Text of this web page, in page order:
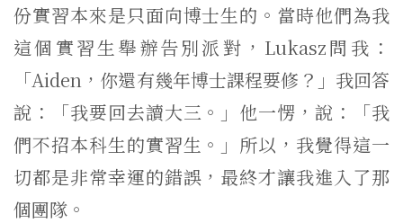
份實習本來是只面向博士生的。當時他們為我
這個實習生舉辦告別派對，Lukasz問我：
「Aiden，你還有幾年博士課程要修？」我回答
說：「我要回去讀大三。」他一愣，說：「我
們不招本科生的實習生。」所以，我覺得這一
切都是非常幸運的錯誤，最終才讓我進入了那
個團隊。